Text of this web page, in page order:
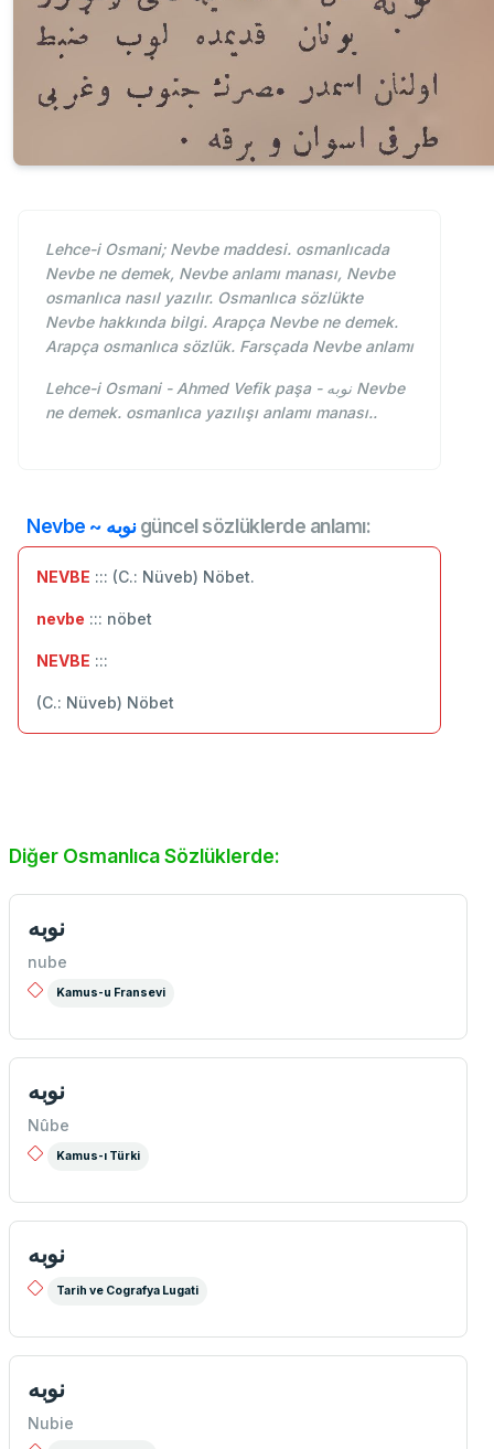
Lehce-i Osmani; Nevbe maddesi. osmanlıcada
Nevbe ne demek, Nevbe anlamı manası, Nevbe
osmanlıca nasıl yazılır. Osmanlıca sözlükte
Nevbe hakkında bilgi. Arapça Nevbe ne demek.
Arapça osmanlıca sözlük. Farsçada Nevbe anlamı
Lehce-i Osmani - Ahmed Vefik paşa - نوبه Nevbe
ne demek. osmanlıca yazılışı anlamı manası..
Nevbe ~ نوبهgüncel sözlüklerde anlamı:
NEVBE ::: (C.: Nüveb) Nöbet.
nevbe ::: nöbet
NEVBE :::
(C.: Nüveb) Nöbet
Diğer Osmanlıca Sözlüklerde:
نوبه
nube
Kamus-u Fransevi
نوبه
Nûbe
Kamus-ı Türki
نوبه
Tarih ve Cografya Lugati
نوبه
Nubie